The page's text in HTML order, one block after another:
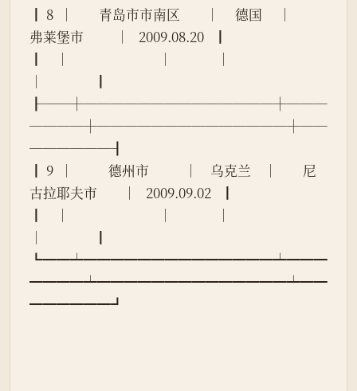
┃ 8  │        青岛市市南区        │     德国     │
弗莱堡市          │   2009.08.20   ┃
┃    │                            │              │
│                ┃
┠──┼──────────────┼───
────┼──────────────┼──
──────┨
┃ 9  │           德州市           │    乌克兰    │        尼
古拉耶夫市        │   2009.09.02   ┃
┃    │                            │              │
│                ┃
┗━━┷━━━━━━━━━━━━━━┷━━━
━━━━┷━━━━━━━━━━━━━━┷━━
━━━━━━┛